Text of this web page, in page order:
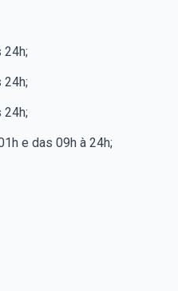
24h;
24h;
24h;
e das 09h à 24h;